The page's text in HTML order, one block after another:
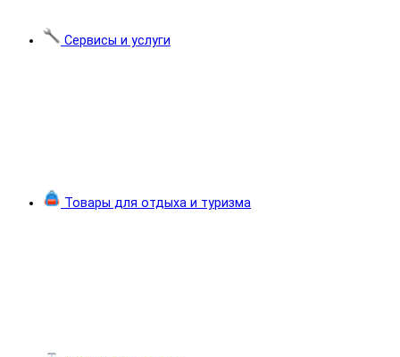
Сервисы и услуги
Товары для отдыха и туризма